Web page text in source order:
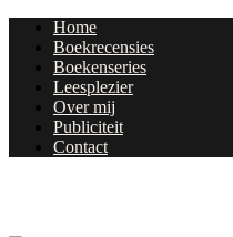
Home
Boekrecensies
Boekenseries
Leesplezier
Over mij
Publiciteit
Contact